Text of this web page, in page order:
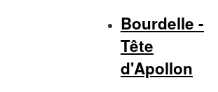
Bourdelle -
Tête
d'Apollon